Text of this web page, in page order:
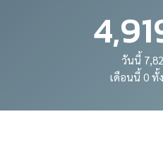
วันนี้
เดือนนี้ 0 ทั้